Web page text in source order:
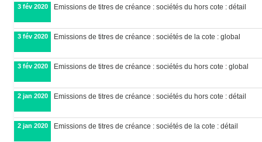
3 fév 2020 Emissions de titres de créance : sociétés du hors cote : détail
3 fév 2020 Emissions de titres de créance : sociétés de la cote : global
3 fév 2020 Emissions de titres de créance : sociétés du hors cote : global
2 jan 2020 Emissions de titres de créance : sociétés du hors cote : détail
2 jan 2020 Emissions de titres de créance : sociétés de la cote : détail